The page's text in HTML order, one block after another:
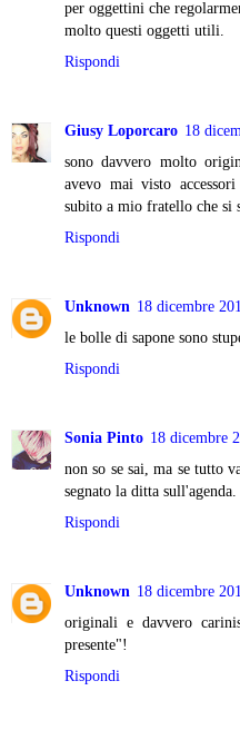
per oggettini che
molto questi oggetti utili.
Rispondi
Giusy Loporcaro 18
sono davvero molto
avevo mai visto
subito a mio fratello che si
Rispondi
Unknown 18 dicembre
le bolle di sapone sono
Rispondi
Sonia Pinto 18 dicembre
non so se sai, ma se tutto
segnato la ditta sull'agenda.
Rispondi
Unknown 18 dicembre
originali e davvero
presente"!
Rispondi